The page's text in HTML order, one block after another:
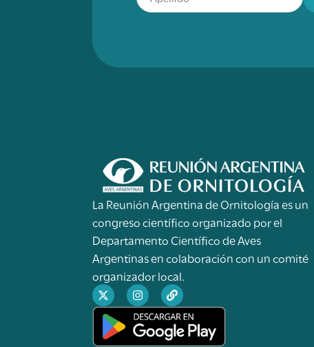
La Reunión Argentina de Ornitología es un
congreso científico organizado por el
Departamento Científico de Aves
Argentinas en colaboración con un comité
organizador local.